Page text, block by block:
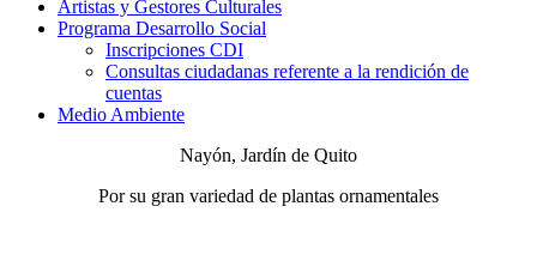
Artistas y Gestores Culturales
Programa Desarrollo Social
Inscripciones CDI
Consultas ciudadanas referente a la rendición de
cuentas
Medio Ambiente
Nayón, Jardín de Quito
Por su gran variedad de plantas ornamentales